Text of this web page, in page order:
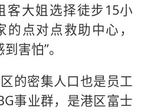
客大姐选择徒步15小
点对点救助中心，
害怕”。
的密集人口也是员工
事业群，是港区富士